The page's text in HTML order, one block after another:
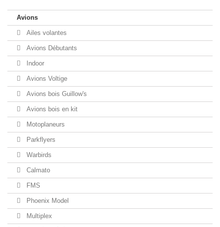
Avions
Ailes volantes
Avions Débutants
Indoor
Avions Voltige
Avions bois Guillow's
Avions bois en kit
Motoplaneurs
Parkflyers
Warbirds
Calmato
FMS
Phoenix Model
Multiplex